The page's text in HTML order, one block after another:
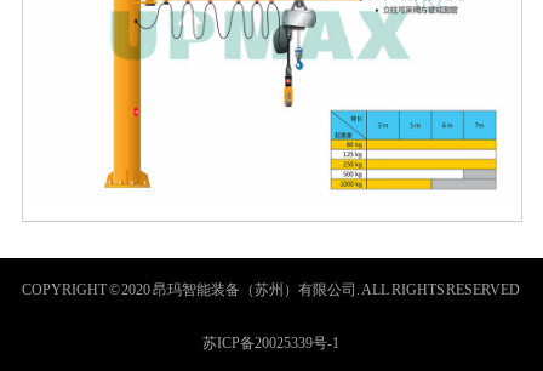
COPYRIGHT © 2020 昂玛智能装备（苏州）有限公司. ALL RIGHTS RESERVED
苏ICP备20025339号-1